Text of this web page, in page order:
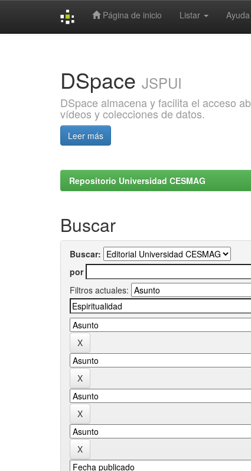
Página de inicio Listar Ayuda
DSpace JSPUI
DSpace almacena y facilita el acceso
vídeos y colecciones de datos.
Leer más
Repositorio Universidad CESMAG
Buscar
Buscar:
por
Filtros actuales: